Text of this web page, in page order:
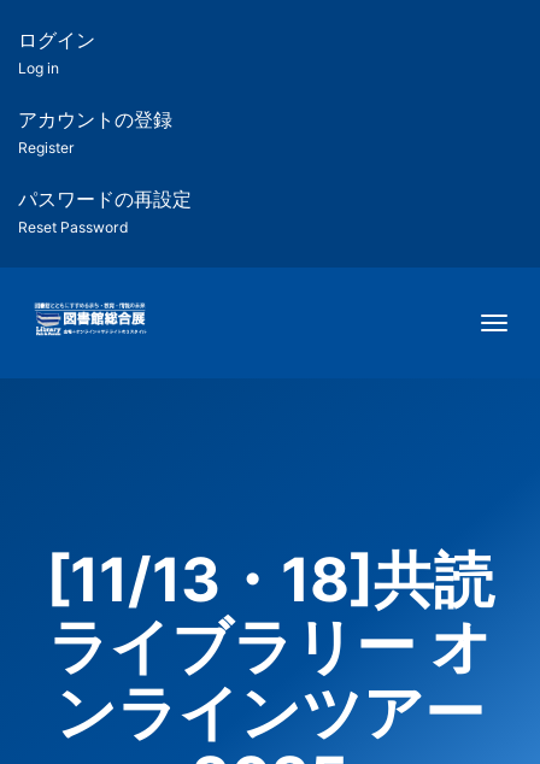
ツ
匿
名
ユ
ー
ー
用
メ
ログイン
Log in
アカウントの登録
Register
パスワードの再設定
Reset Password
[11/13・18]共読
ライブラリー オ
ンラインツアー